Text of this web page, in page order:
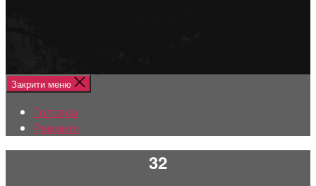
Закрити меню
Головна
Ремонти
32